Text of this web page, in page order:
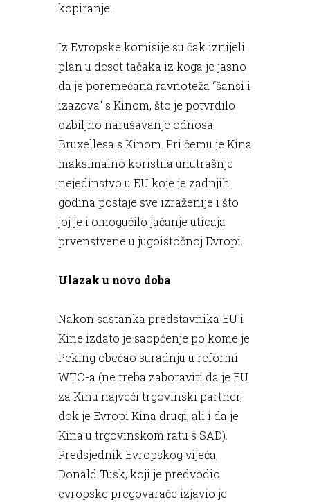
kopiranje.
Iz Evropske komisije su čak iznijeli
plan u deset tačaka iz koga je jasno
da je poremećana ravnoteža “šansi i
izazova” s Kinom, što je potvrdilo
ozbiljno narušavanje odnosa
Bruxellesa s Kinom. Pri čemu je Kina
maksimalno koristila unutrašnje
nejedinstvo u EU koje je zadnjih
godina postaje sve izraženije i što
joj je i omogućilo jačanje uticaja
prvenstvene u jugoistočnoj Evropi.
Ulazak u novo doba
Nakon sastanka predstavnika EU i
Kine izdato je saopćenje po kome je
Peking obećao suradnju u reformi
WTO-a (ne treba zaboraviti da je EU
za Kinu najveći trgovinski partner,
dok je Evropi Kina drugi, ali i da je
Kina u trgovinskom ratu s SAD).
Predsjednik Evropskog vijeća,
Donald Tusk, koji je predvodio
evropske pregovarače izjavio je